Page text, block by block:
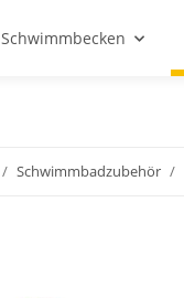
Schwimmbecken
Schwimmbadzubehör